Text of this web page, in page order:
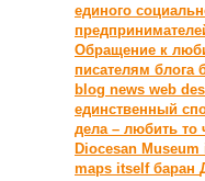
единого
Обращение к
писателям блога
blog news web
единственный
дела – любить то
Diocesan
maps itself баран